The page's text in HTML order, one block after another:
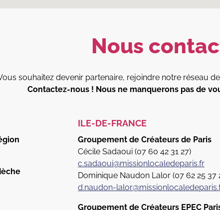
Nous
souhaitez devenir partenaire, rejoindre notre réseau
Contactez-nous ! Nous ne manquerons pas de
ILE-DE-FRANCE
Groupement de Créateurs de Paris
Cécile Sadaoui (07 60 42 31 27)
c.sadaoui@missionlocaledeparis.fr
Dominique Naudon Lalor (07 62 25 37
d.naudon-
Groupement de Créateurs EPEC